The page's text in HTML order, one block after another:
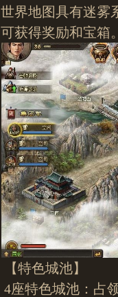
世界地图具有迷雾
可获得奖励和宝箱
【特色城池】
4座特色城池：占